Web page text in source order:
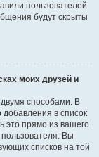
пользователей
будут скрыты
моих друзей и
способами. В
в список
это прямо из вашего
Вы
списков на той